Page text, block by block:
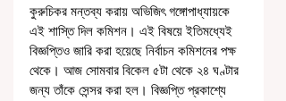
কুরুচিকর মন্তব্য করায় অভিজিৎ গঙ্গোপাধ্যায়কে
এই শাস্তি দিল কমিশন। এই বিষয়ে ইতিমধ্যেই
বিজ্ঞপ্তিও জারি করা হয়েছে নির্বাচন কমিশনের পক্ষ
থেকে। আজ সোমবার বিকেল ৫টা থেকে ২৪ ঘণ্টার
জন্য তাঁকে সেন্সর করা হল। বিজ্ঞপ্তি প্রকাশ্যে